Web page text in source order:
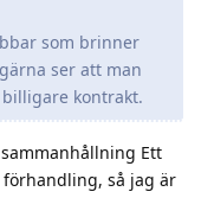
som brinner
ser att man
kontrakt.
Ett
så jag är